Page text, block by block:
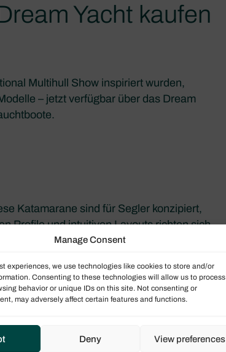
Manage Consent
experiences, we use technologies like cookies to store and/or
Consenting to these technologies will allow us to process
behavior or unique IDs on this site. Not consenting or
may adversely affect certain features and functions.
Deny View preferences
Yacht kaufen
Multihull Show inspiriert wurden,
– jetzt verfügbar über das Dream
Katamarane sind für Segler konzipiert,
Profile und intuitiven Layouts richten sich
zu verzichten. Wenn Sie etwas Mutiges